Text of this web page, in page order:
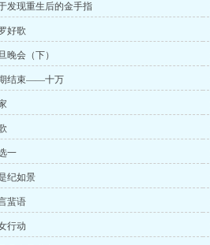
发现重生后的金手指
好歌
晚会（下）
结束——十万
一
纪如景
蜚语
行动